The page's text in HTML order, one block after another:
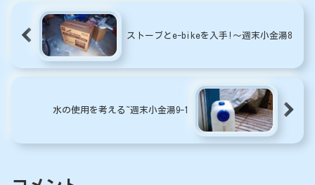
ストーブとe-bikeを入手!〜週末小金湯8
水の使用を考える~週末小金湯9-1